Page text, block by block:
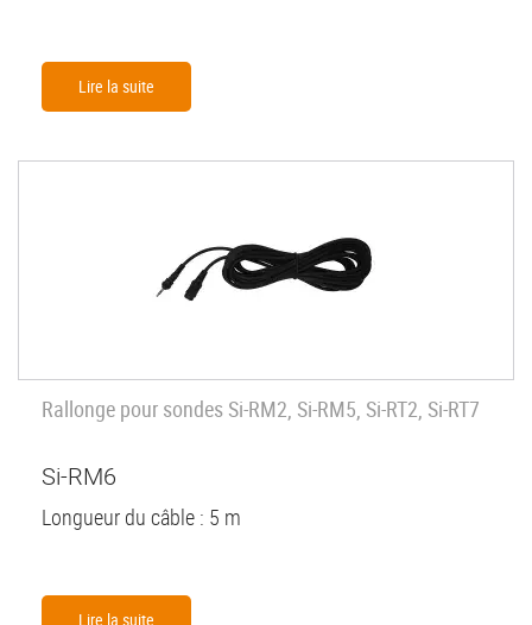
Lire la suite
Rallonge pour sondes Si-RM2, Si-RM5, Si-RT2, Si-RT7
Si-RM6
Longueur du câble : 5 m
Lire la suite